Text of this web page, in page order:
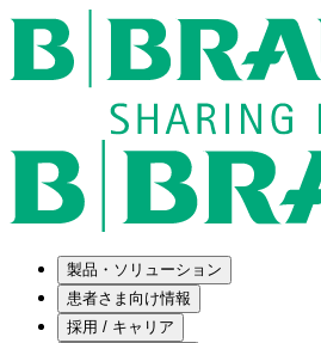
製品・ソリューション
患者さま向け情報
採用 / キャリア